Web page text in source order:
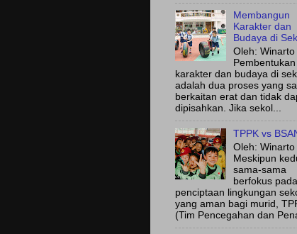
Membangun
Karakter dan
Budaya di
Oleh: Winarto
Pembentukan
karakter dan budaya di
adalah dua proses yang
berkaitan erat dan tidak
dipisahkan. Jika sekol...
TPPK vs
Oleh: Winarto
Meskipun
sama-sama
berfokus pada
penciptaan lingkungan
yang aman bagi murid,
(Tim Pencegahan dan